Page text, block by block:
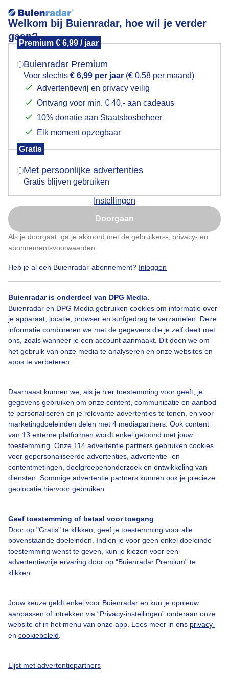
Welkom bij Buienradar, hoe wil je verder
gaan?
Premium € 6,99 / jaar
Buienradar Premium
Voor slechts € 6,99 per jaar (€ 0,58 per maand)
Advertentievrij en privacy veilig
Ontvang voor min. € 40,- aan cadeaus
10% donatie aan Staatsbosbeheer
Elk moment opzegbaar
Gratis
Met persoonlijke advertenties
Gratis blijven gebruiken
Instellingen
Doorgaan
Als je doorgaat, ga je akkoord met de gebruikers- privacy- en
abonnementsvoorwaarden
Heb je al een Buienradar-abonnement? Inloggen
Buienradar is onderdeel van DPG Media.
Buienradar en DPG Media gebruiken cookies om informatie over
je apparaat, locatie, browser en surfgedrag te verzamelen. Deze
informatie combineren we met de gegevens die je zelf deelt met
ons, zoals wanneer je een account aanmaakt. Dit doen we om
het gebruik van onze media te analyseren en onze websites en
apps te verbeteren.
Daarnaast kunnen we, als je hier toestemming voor geeft, je
gegevens gebruiken om onze content, communicatie en aanbod
te personaliseren en je relevante advertenties te tonen, en voor
marketingdoeleinden delen met 4 mediapartners. Ook content
van 13 externe platformen wordt enkel getoond met jouw
toestemming. Onze 114 advertentie partners gebruiken cookies
voor gepersonaliseerde advertenties, advertentie- en
contentmetingen, doelgroepenonderzoek en ontwikkeling van
diensten. Sommige advertentie partners kunnen ook je precieze
geolocatie hiervoor gebruiken.
Geef toestemming of betaal voor toegang
Door op "Gratis" te klikken, geef je toestemming voor alle
bovenstaande doeleinden. Indien je voor geen enkel doeleinde
toestemming wenst te geven, kun je kiezen voor een
advertentievrije ervaring door op “Buienradar Premium” te
klikken.
Jouw keuze geldt enkel voor Buienradar en kun je opnieuw
aanpassen of intrekken via “Privacy-instellingen” onderaan onze
website of in het menu van onze app. Lees meer in ons privacy-
en cookiebeleid
Lijst met advertentiepartners
Stevige regenbui
Met paraplu schuilen onder afdak voor stevige
regenbui
Door: ria brasser Gemaakt: 31-07-2025, 57x bekeken
Schuilenonderafdak Onderdeparaplu
Bekijk slideshow
Een moment geduld aub...
Over Buienradar
Bedrijfsgegevens
Veelgestelde vragen
Contact
Toegankelijkheid
Adverteren
Buienradar Team
Mogen we je locatie gebruiken voor het
Indien je hier nog geen akkoord op hebt gegeven,
verschijnt er zo een pop-up uit je browser waarin
Is goed, toon de popup
Nu niet, misschien later
Klik hierom dit aan te passen